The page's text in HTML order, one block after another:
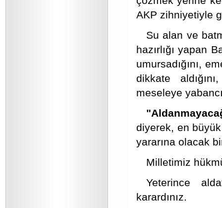
AKP zihniyetiyle
Su alan ve
hazırlığı yapan
umursadığını,
dikkate
meseleye
diyerek, en
yararına olacak
Milletimiz
Yeterince
karardınız.